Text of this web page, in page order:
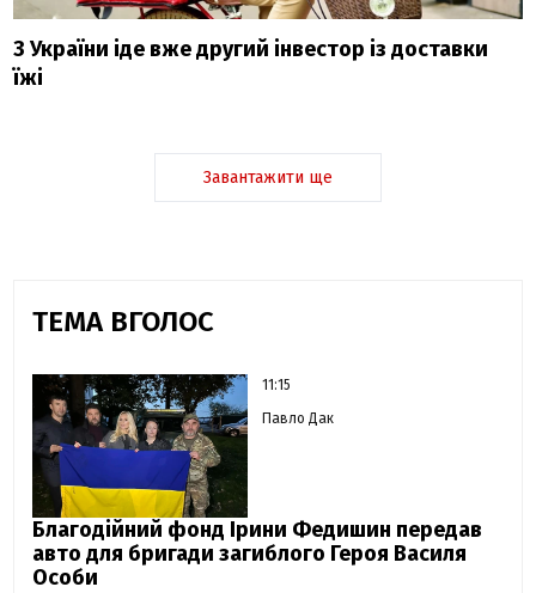
З України іде вже другий інвестор із доставки
їжі
Завантажити ще
ТЕМА ВГОЛОС
11:15
Павло Дак
Благодійний фонд Ірини Федишин передав
авто для бригади загиблого Героя Василя
Особи